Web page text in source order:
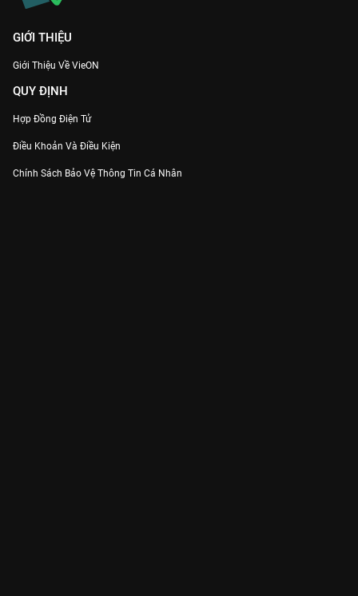
GIỚI THIỆU
Giới Thiệu Về VieON
QUY ĐỊNH
Hợp Đồng Điện Tử
Điều Khoản Và Điều Kiện
Chính Sách Bảo Vệ Thông Tin Cá Nhân